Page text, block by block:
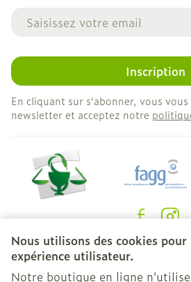
Nous utilisons des cookies
expérience utilisateur.
Notre boutique en ligne n'utilise
Adresse mail
Inscription
En cliquant sur s'abonner, vous
newsletter et acceptez notre
Liens légaux